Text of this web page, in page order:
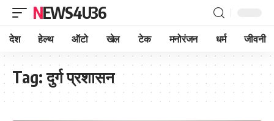
NEWS4U36
देश हेल्थ ऑटो खेल टेक मनोरंजन धर्म जीवनी
Tag:दुर्ग प्रशासन